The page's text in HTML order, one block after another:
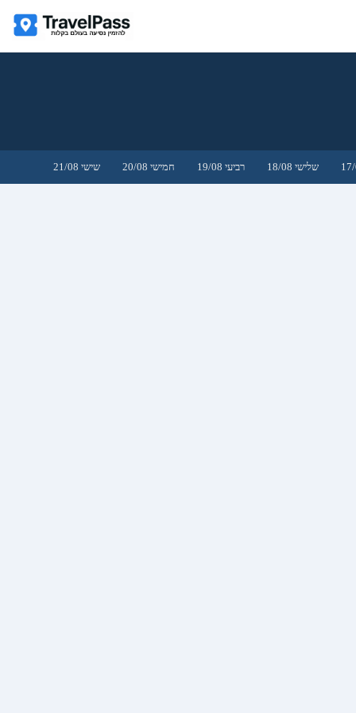
שלישי 18/08 רביעי 19/08 חמישי 20/08 שישי 21/08